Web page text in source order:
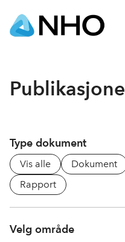
Type dokument
Vis alle Dokument
Rapport
Velg område